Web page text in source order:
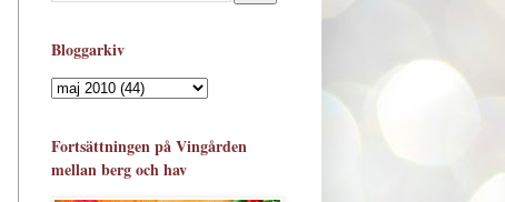
Bloggarkiv
Fortsättningen på Vingården
mellan berg och hav